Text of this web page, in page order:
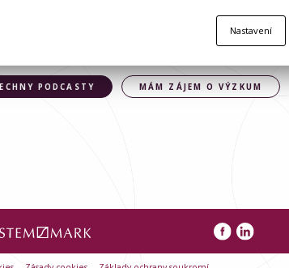
PODCASTY MÁM ZÁJEM O VÝZKUM
Nastavení